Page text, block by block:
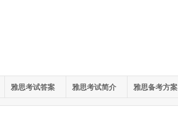
雅思考试答案 雅思考试简介 雅思备考方案